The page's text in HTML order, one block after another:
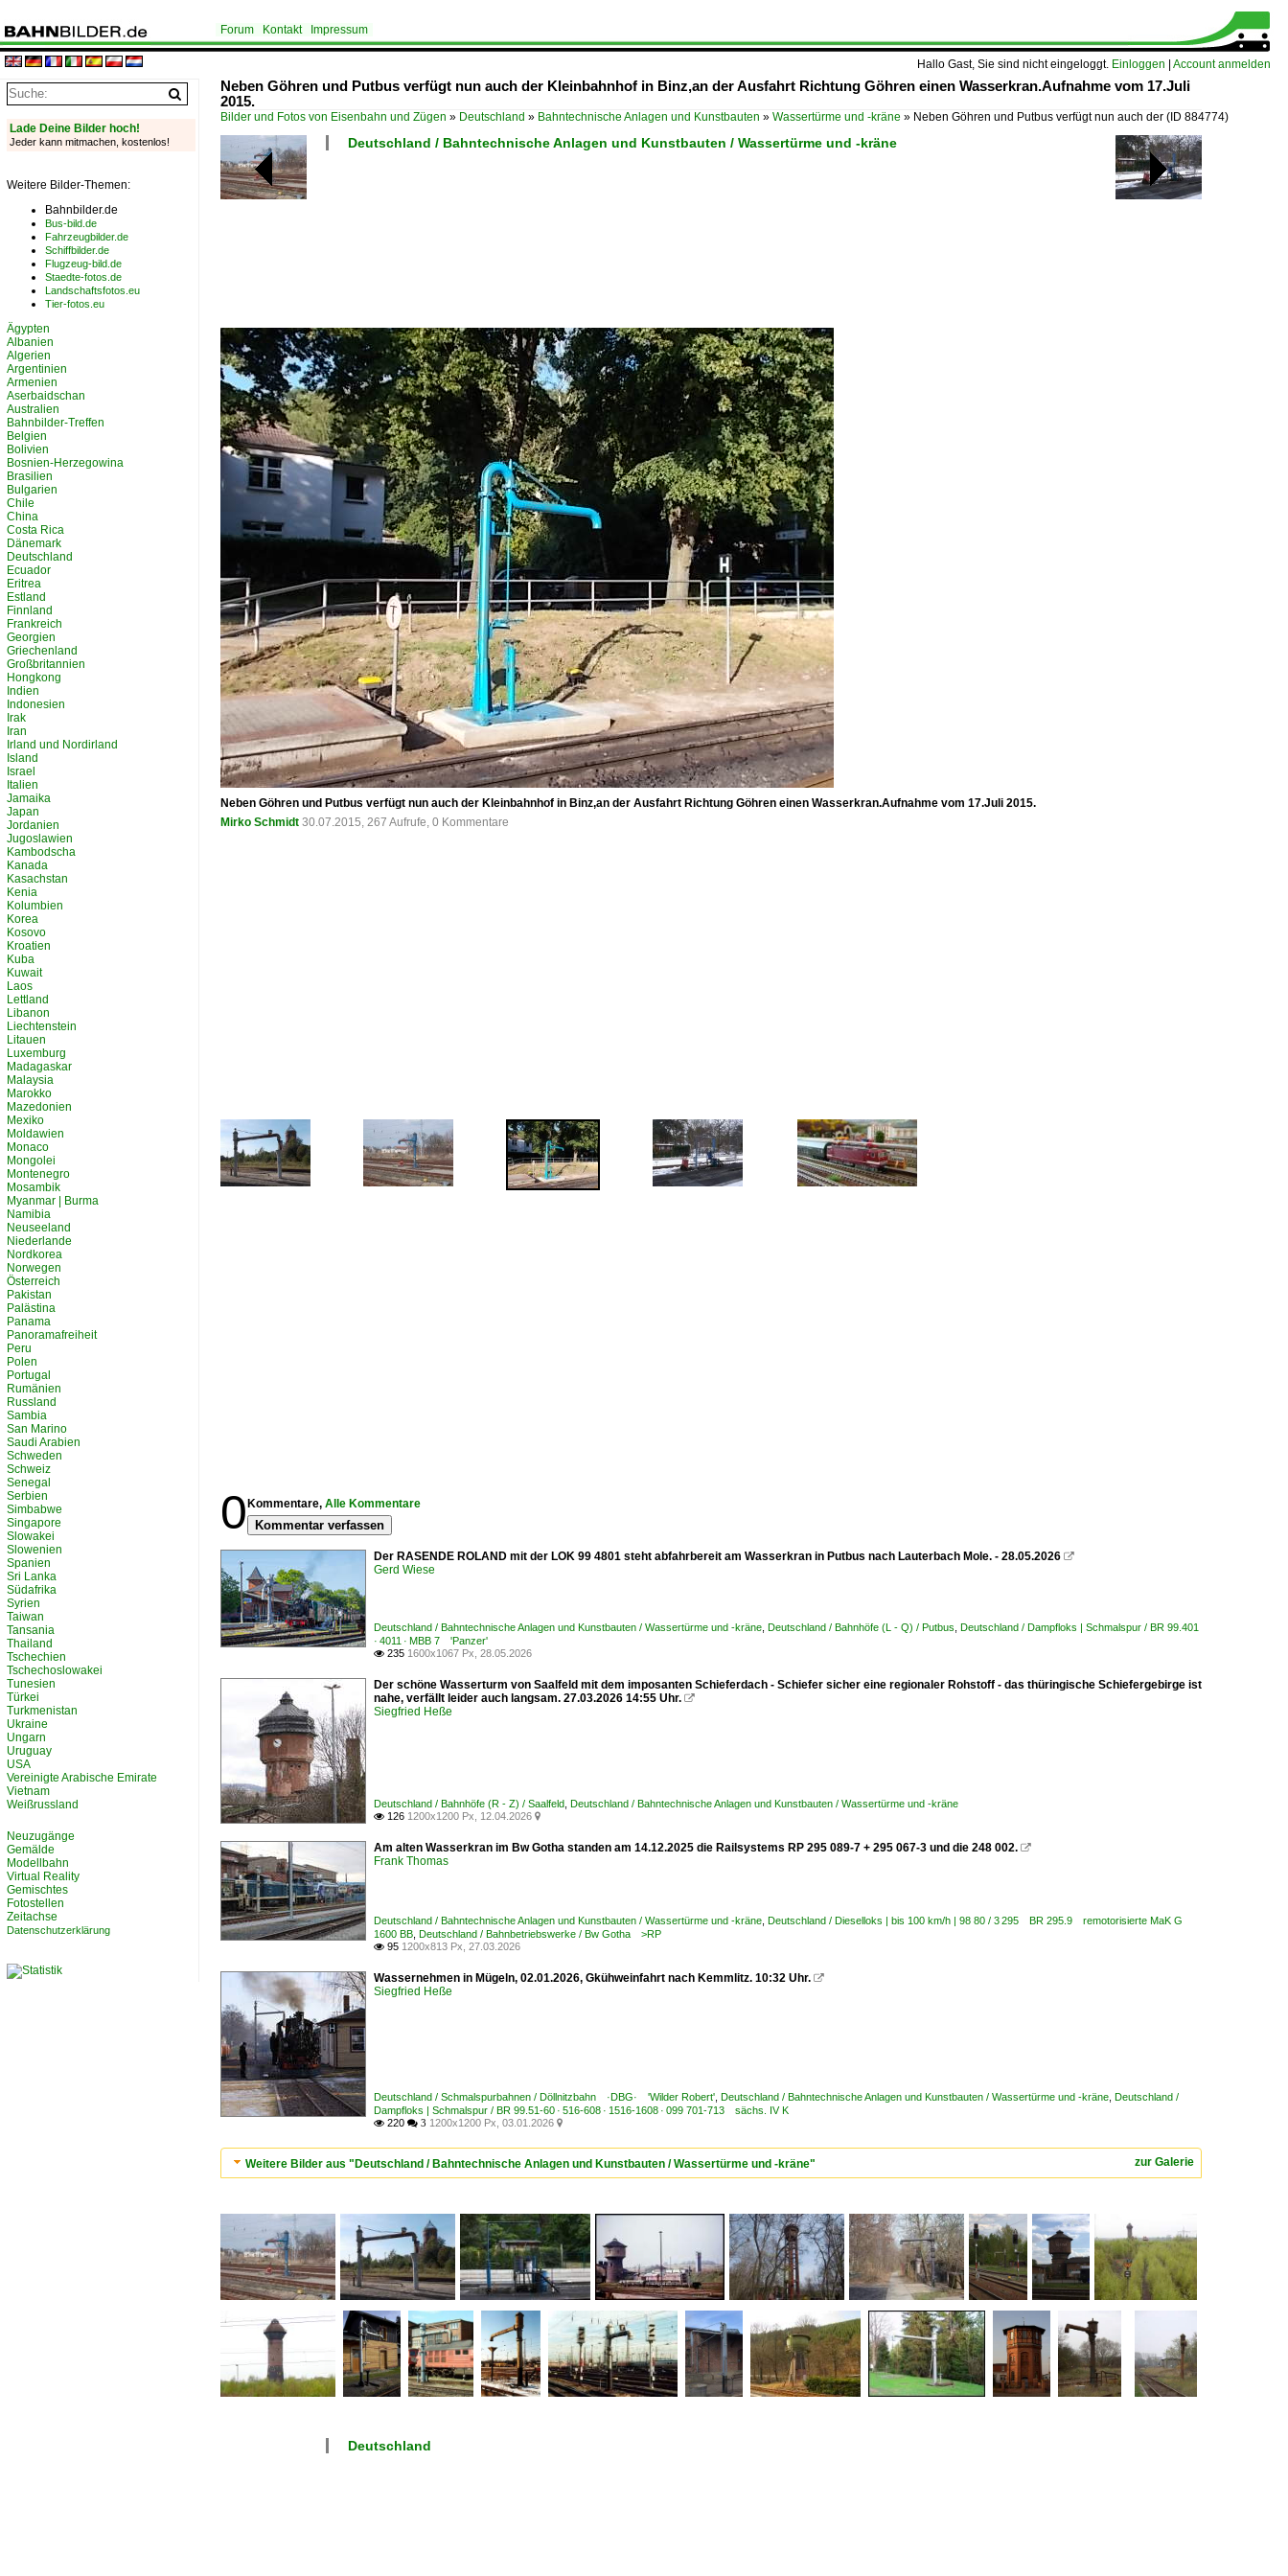
Hallo Gast, Sie sind nicht eingeloggt. Einloggen Account anmelden
Forum Kontakt Impressum
Neben Göhren und Putbus verfügt nun auch der Kleinbahnhof in Binz,an der Ausfahrt Richtung Göhren einen Wasserkran.Aufnahme vom 17.Juli
2015.
Bilder und Fotos von Eisenbahn und Zügen » Deutschland » Bahntechnische Anlagen und Kunstbauten » Wassertürme und -kräne » Neben Göhren und Putbus verfügt nun auch der (ID 884774)
Deutschland / Bahntechnische Anlagen und Kunstbauten / Wassertürme und -kräne
Neben Göhren und Putbus verfügt nun auch der Kleinbahnhof in Binz,an der Ausfahrt Richtung Göhren einen Wasserkran.Aufnahme vom 17.Juli 2015.
Mirko Schmidt 30.07.2015, 267 Aufrufe, 0 Kommentare
0 Kommentare, Alle Kommentare
Kommentar verfassen
Der RASENDE ROLAND mit der LOK 99 4801 steht abfahrbereit am Wasserkran in Putbus nach Lauterbach Mole. - 28.05.2026 
Gerd Wiese
Deutschland / Bahntechnische Anlagen und Kunstbauten / Wassertürme und -kräne Deutschland / Bahnhöfe (L - Q) / Putbus Deutschland / Dampfloks | Schmalspur / BR 99.401
· 4011 · MBB 7 'Panzer'
 235 1600x1067 Px, 28.05.2026
Der schöne Wasserturm von Saalfeld mit dem imposanten Schieferdach - Schiefer sicher eine regionaler Rohstoff - das thüringische Schiefergebirge ist
nahe, verfällt leider auch langsam. 27.03.2026 14:55 Uhr. 
Siegfried Heße
Deutschland / Bahnhöfe (R - Z) / Saalfeld Deutschland / Bahntechnische Anlagen und Kunstbauten / Wassertürme und -kräne
 126 1200x1200 Px, 12.04.2026 
Am alten Wasserkran im Bw Gotha standen am 14.12.2025 die Railsystems RP 295 089-7 + 295 067-3 und die 248 002. 
Frank Thomas
Deutschland / Bahntechnische Anlagen und Kunstbauten / Wassertürme und -kräne Deutschland / Dieselloks | bis 100 km/h | 98 80 / 3 295 BR 295.9 remotorisierte MaK G
1600 BB Deutschland / Bahnbetriebswerke / Bw Gotha >RP
 95 1200x813 Px, 27.03.2026
Wassernehmen in Mügeln, 02.01.2026, Gkühweinfahrt nach Kemmlitz. 10:32 Uhr. 
Siegfried Heße
Deutschland / Schmalspurbahnen / Döllnitzbahn ·DBG· 'Wilder Robert' Deutschland / Bahntechnische Anlagen und Kunstbauten / Wassertürme und -kräne Deutschland /
Dampfloks | Schmalspur / BR 99.51-60 · 516-608 · 1516-1608 · 099 701-713 sächs. IV K
 220  3 1200x1200 Px, 03.01.2026 
zur Galerie
Weitere Bilder aus "Deutschland / Bahntechnische Anlagen und Kunstbauten / Wassertürme und -kräne"
Deutschland
Lade Deine Bilder hoch!
Jeder kann mitmachen, kostenlos!
Weitere Bilder-Themen:
Bahnbilder.de
Bus-bild.de
Fahrzeugbilder.de
Schiffbilder.de
Flugzeug-bild.de
Staedte-fotos.de
Landschaftsfotos.eu
Tier-fotos.eu
Ägypten
Albanien
Algerien
Argentinien
Armenien
Aserbaidschan
Australien
Bahnbilder-Treffen
Belgien
Bolivien
Bosnien-Herzegowina
Brasilien
Bulgarien
Chile
China
Costa Rica
Dänemark
Deutschland
Ecuador
Eritrea
Estland
Finnland
Frankreich
Georgien
Griechenland
Großbritannien
Hongkong
Indien
Indonesien
Irak
Iran
Irland und Nordirland
Island
Israel
Italien
Jamaika
Japan
Jordanien
Jugoslawien
Kambodscha
Kanada
Kasachstan
Kenia
Kolumbien
Korea
Kosovo
Kroatien
Kuba
Kuwait
Laos
Lettland
Libanon
Liechtenstein
Litauen
Luxemburg
Madagaskar
Malaysia
Marokko
Mazedonien
Mexiko
Moldawien
Monaco
Mongolei
Montenegro
Mosambik
Myanmar | Burma
Namibia
Neuseeland
Niederlande
Nordkorea
Norwegen
Österreich
Pakistan
Palästina
Panama
Panoramafreiheit
Peru
Polen
Portugal
Rumänien
Russland
Sambia
San Marino
Saudi Arabien
Schweden
Schweiz
Senegal
Serbien
Simbabwe
Singapore
Slowakei
Slowenien
Spanien
Sri Lanka
Südafrika
Syrien
Taiwan
Tansania
Thailand
Tschechien
Tschechoslowakei
Tunesien
Türkei
Turkmenistan
Ukraine
Ungarn
Uruguay
USA
Vereinigte Arabische Emirate
Vietnam
Weißrussland
Neuzugänge
Gemälde
Modellbahn
Virtual Reality
Gemischtes
Fotostellen
Zeitachse
Datenschutzerklärung